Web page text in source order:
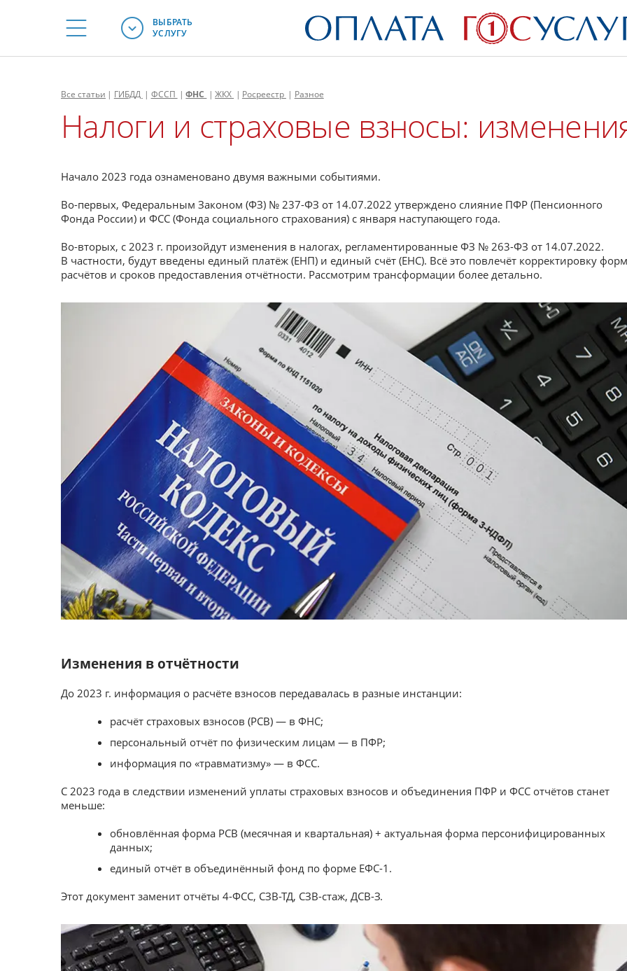
ВЫБРАТЬ
УСЛУГУ
Все статьи | ГИБДД | ФССП | ФНС | ЖКХ | Росреестр | Разное
Налоги и страховые взносы:
Начало 2023 года ознаменовано двумя важными событиями.
Во-первых, Федеральным Законом (ФЗ) № 237-ФЗ от 14.07.2022 утверждено слияние ПФР (Пенсионного
Фонда России) и ФСС (Фонда социального страхования) с января наступающего года.
Во-вторых, с 2023 г. произойдут изменения в налогах, регламентированные ФЗ № 263-ФЗ от 14.07.2022.
В частности, будут введены единый платёж (ЕНП) и единый счёт (ЕНС). Всё это повлечёт корректировку форм
расчётов и сроков предоставления отчётности. Рассмотрим трансформации более детально.
Изменения в отчётности
До 2023 г. информация о расчёте взносов передавалась в разные инстанции:
расчёт страховых взносов (РСВ) — в ФНС;
персональный отчёт по физическим лицам — в ПФР;
информация по «травматизму» — в ФСС.
С 2023 года в следствии изменений уплаты страховых взносов и объединения ПФР и ФСС отчётов станет
меньше:
обновлённая форма РСВ (месячная и квартальная) + актуальная форма персонифицированных
данных;
единый отчёт в объединённый фонд по форме ЕФС-1.
Этот документ заменит отчёты 4-ФСС, СЗВ-ТД, СЗВ-стаж, ДСВ-З.